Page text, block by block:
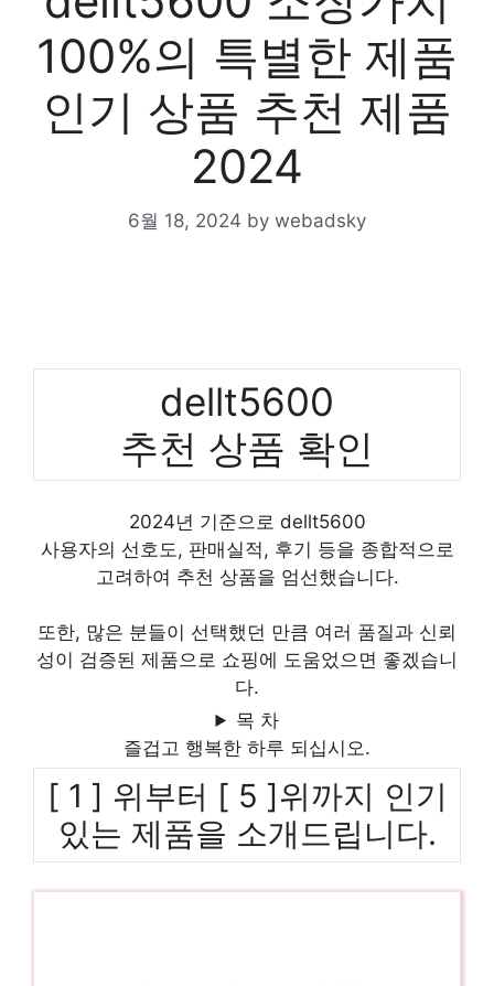
100%의 특별한 제품
인기 상품 추천 제품
2024
6월 18, 2024 by webadsky
dellt5600
추천 상품 확인
2024년 기준으로 dellt5600
사용자의 선호도, 판매실적, 후기 등을 종합적으로
고려하여 추천 상품을 엄선했습니다.
또한, 많은 분들이 선택했던 만큼 여러 품질과 신뢰
성이 검증된 제품으로 쇼핑에 도움었으면 좋겠습니
다.
목 차
즐겁고 행복한 하루 되십시오.
[ 1 ] 위부터 [ 5 ]위까지 인기
있는 제품을 소개드립니다.